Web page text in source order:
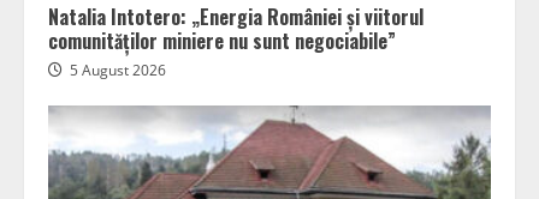
Natalia Intotero: „Energia României și viitorul
comunităților miniere nu sunt negociabile”
5 August 2026